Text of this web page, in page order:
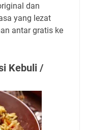
dan
yang lezat
antar gratis ke
Kebuli /